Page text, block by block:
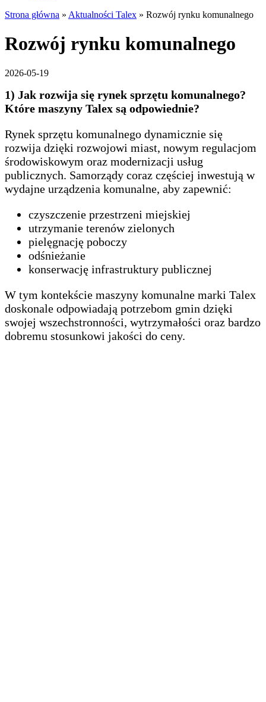
Strona główna » Aktualności Talex » Rozwój rynku komunalnego
Rozwój rynku komunalnego
2026-05-19
1) Jak rozwija się rynek sprzętu komunalnego?
Które maszyny Talex są odpowiednie?
Rynek sprzętu komunalnego dynamicznie się
rozwija dzięki rozwojowi miast, nowym regulacjom
środowiskowym oraz modernizacji usług
publicznych. Samorządy coraz częściej inwestują w
wydajne urządzenia komunalne, aby zapewnić:
czyszczenie przestrzeni miejskiej
utrzymanie terenów zielonych
pielęgnację poboczy
odśnieżanie
konserwację infrastruktury publicznej
W tym kontekście maszyny komunalne marki Talex
doskonale odpowiadają potrzebom gmin dzięki
swojej wszechstronności, wytrzymałości oraz bardzo
dobremu stosunkowi jakości do ceny.